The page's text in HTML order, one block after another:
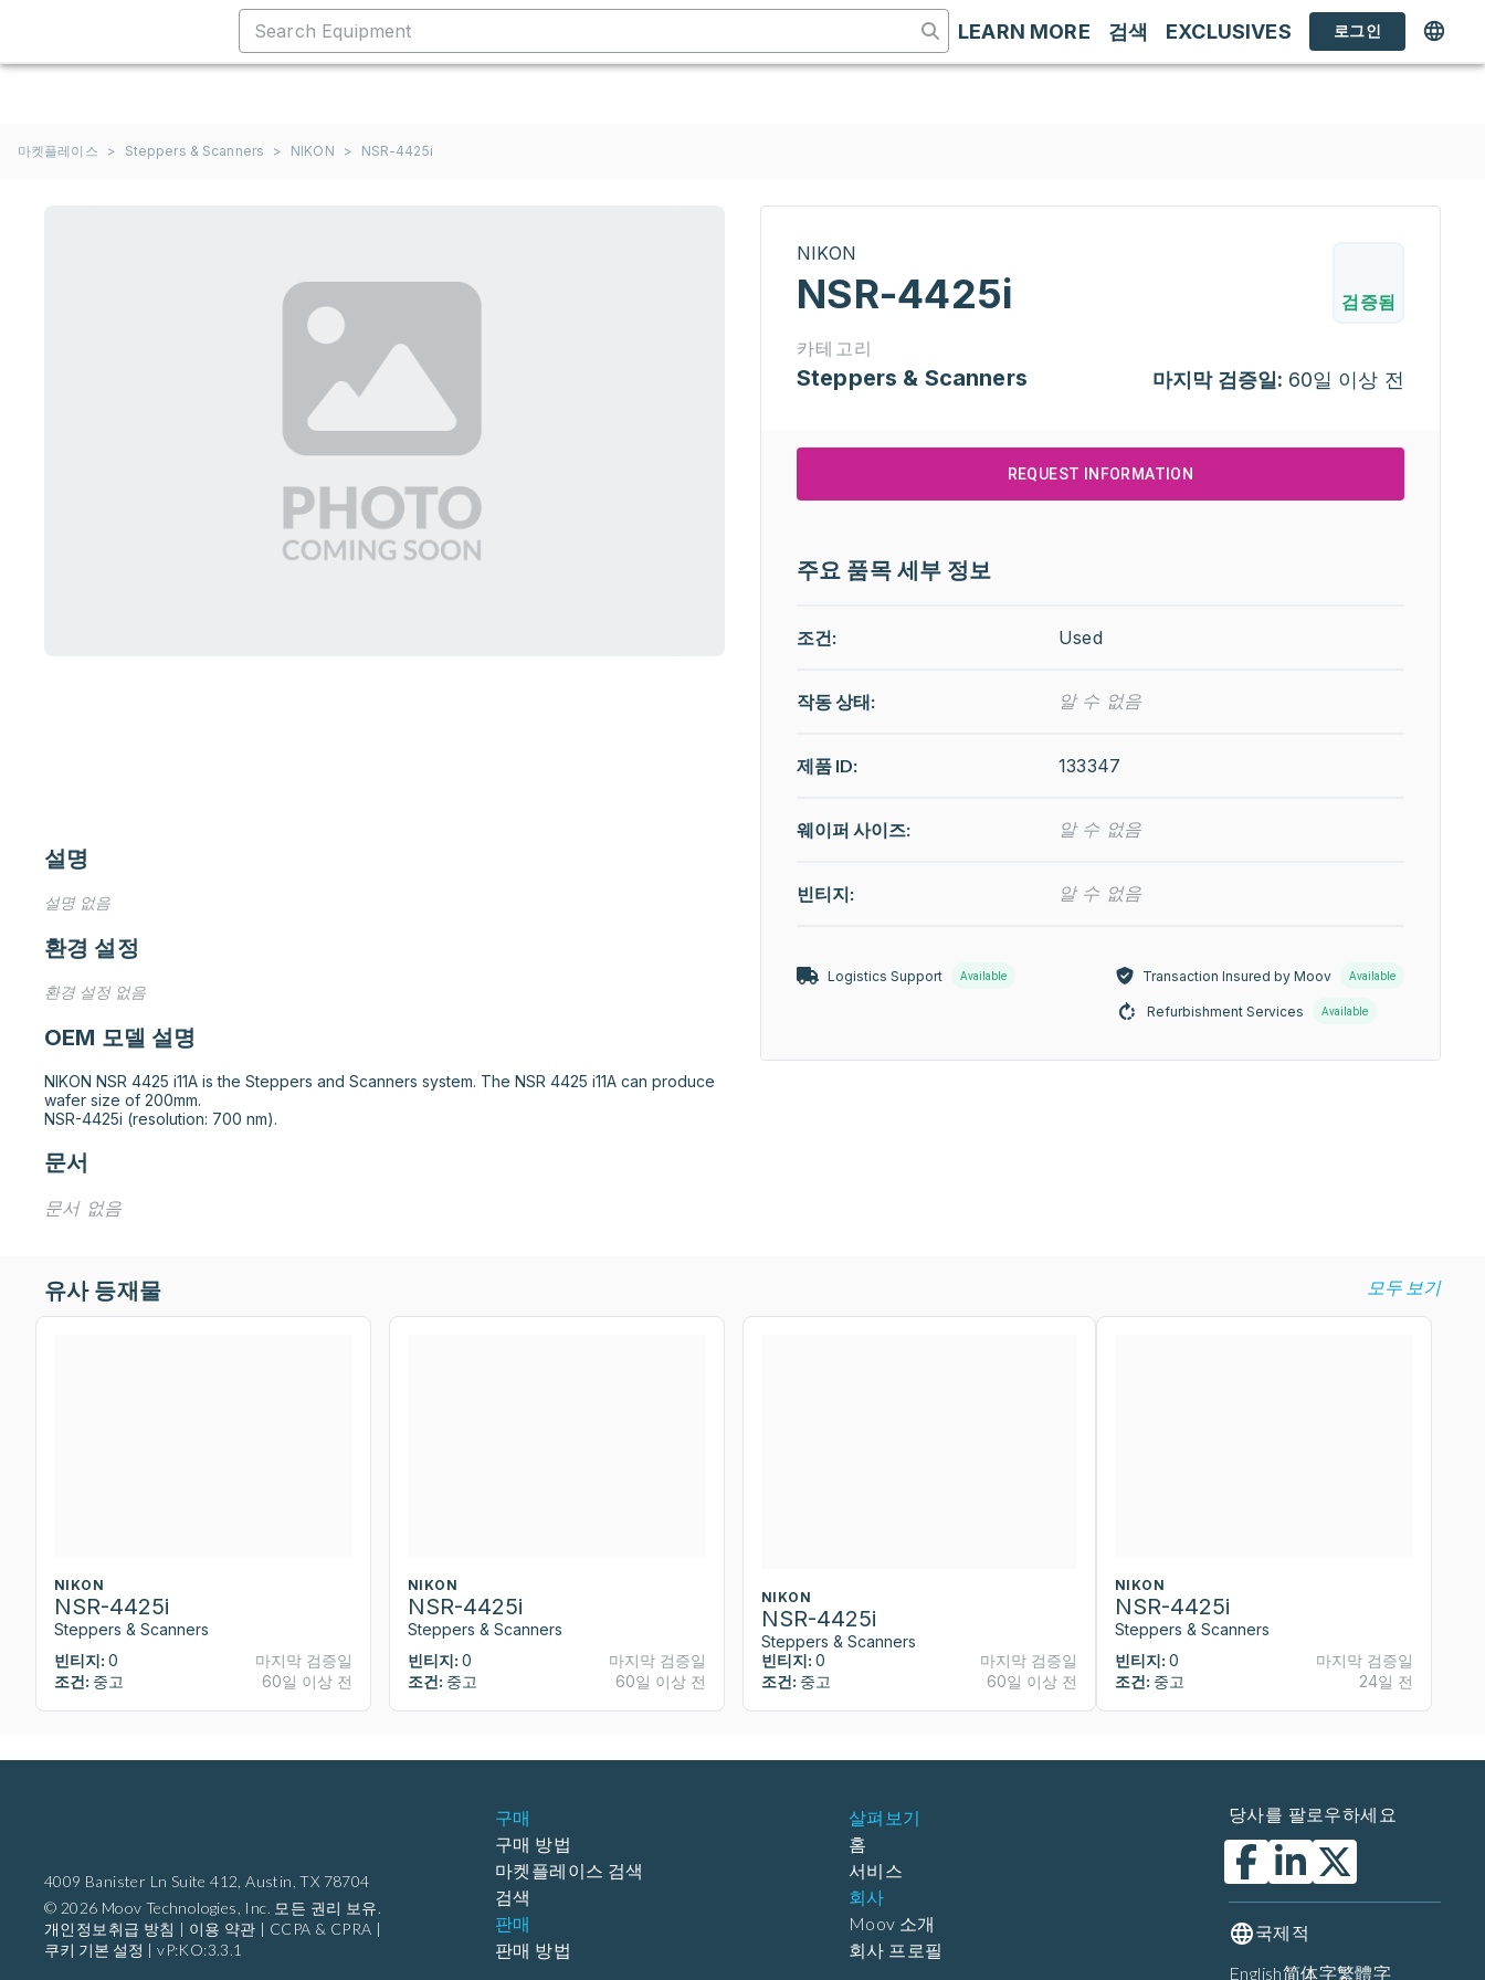
LEARN MORE 검색 EXCLUSIVES 로그인
마켓플레이스 > Steppers & Scanners > NIKON > NSR-4425i
설명
설명 없음
환경 설정
환경 설정 없음
OEM 모델 설명
NIKON NSR 4425 i11A is the Steppers and Scanners system. The NSR 4425 i11A can produce
wafer size of 200mm.
NSR-4425i (resolution: 700 nm).
문서
문서 없음
NIKON
NSR-4425i 검증됨
카테고리
Steppers & Scanners 마지막 검증일: 60일 이상 전
REQUEST INFORMATION
주요 품목 세부 정보
조건: Used
작동 상태: 알 수 없음
제품 ID: 133347
웨이퍼 사이즈: 알 수 없음
빈티지: 알 수 없음
Logistics Support Available Transaction Insured by Moov Available
Refurbishment Services Available
유사 등재물 모두 보기
NIKON
NSR-4425i
Steppers & Scanners
빈티지: 0
조건: 중고
마지막 검증일
60일 이상 전
NIKON
NSR-4425i
Steppers & Scanners
빈티지: 0
조건: 중고
마지막 검증일
60일 이상 전
NIKON
NSR-4425i
Steppers & Scanners
빈티지: 0
조건: 중고
마지막 검증일
60일 이상 전
NIKON
NSR-4425i
Steppers & Scanners
빈티지: 0
조건: 중고
마지막 검증일
24일 전
4009 Banister Ln Suite 412, Austin, TX 78704
© 2026 Moov Technologies, Inc. 모든 권리 보유.
개인정보취급 방침
이용 약관 CCPA & CPRA
쿠키 기본 설정
|vP:KO:3.3.1
구매
구매 방법
마켓플레이스 검색
검색
판매
판매 방법
살펴보기
홈
서비스
회사
Moov 소개
회사 프로필
당사를 팔로우하세요
국제적
English简体字繁體字